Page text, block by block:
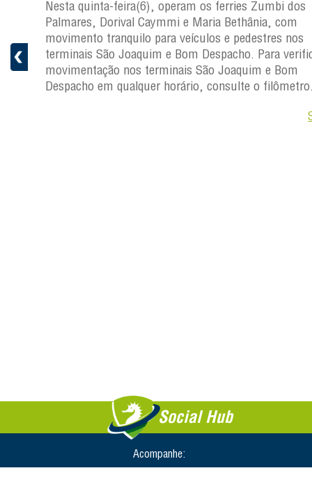
Nesta quinta-feira(6), operam os ferries Zumbi dos
Palmares, Dorival Caymmi e Maria Bethânia, com
movimento tranquilo para veículos e pedestres nos
terminais São Joaquim e Bom Despacho. Para
movimentação nos terminais São Joaquim e Bom
Despacho em qualquer horário, consulte o
Social Hub
Acompanhe: